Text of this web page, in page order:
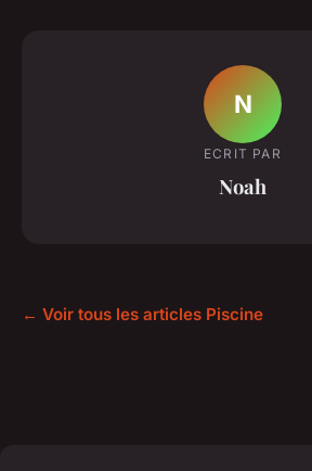
N
ECRIT PAR
Noah
← Voir tous les articles Piscine